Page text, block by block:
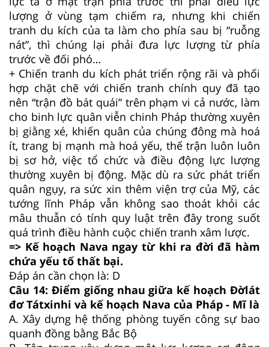
lượng ở vùng tạm chiếm ra, nhưng khi chiến
tranh du kích của ta làm cho phía sau bị “ruỗng
nát”, thì chúng lại phải đưa lực lượng từ phía
trước về đối phó…
+ Chiến tranh du kích phát triển rộng rãi và phối
hợp chặt chẽ với chiến tranh chính quy đã tạo
nên “trận đồ bát quái” trên phạm vi cả nước, làm
cho binh lực quân viễn chinh Pháp thường xuyên
bị giằng xé, khiến quân của chúng đông mà hoá
ít, trang bị mạnh mà hoá yếu, thế trận luôn luôn
bị sơ hở, việc tổ chức và điều động lực lượng
thường xuyên bị động. Mặc dù ra sức phát triển
quân ngụy, ra sức xin thêm viện trợ của Mỹ, các
tướng lĩnh Pháp vẫn không sao thoát khỏi các
mâu thuẫn có tính quy luật trên đây trong suốt
quá trình điều hành cuộc chiến tranh xâm lược.
=> Kế hoạch Nava ngay từ khi ra đời đã hàm
chứa yếu tố thất bại.
Đáp án cần chọn là: D
Câu 14: Điểm giống nhau giữa kế hoạch Đờlát
đơ Tátxinhi và kế hoạch Nava của Pháp - Mĩ là
A.Xây dựng hệ thống phòng tuyến công sự bao
quanh đồng bằng Bắc Bộ